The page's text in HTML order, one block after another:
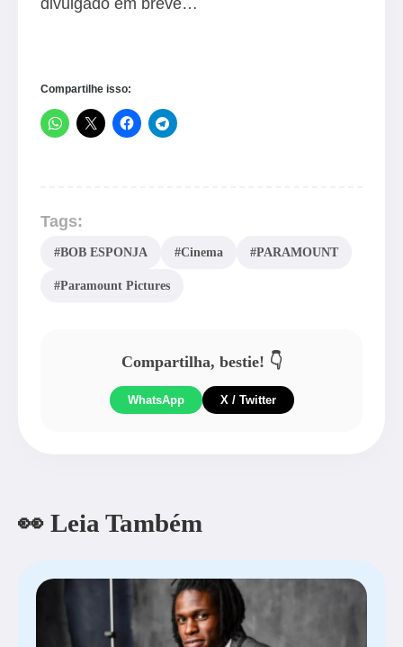
Compartilhe isso:
Tags:
#BOB ESPONJA #Cinema #PARAMOUNT
#Paramount Pictures
Compartilha, bestie! 👇
WhatsApp X / Twitter
👀 Leia Também